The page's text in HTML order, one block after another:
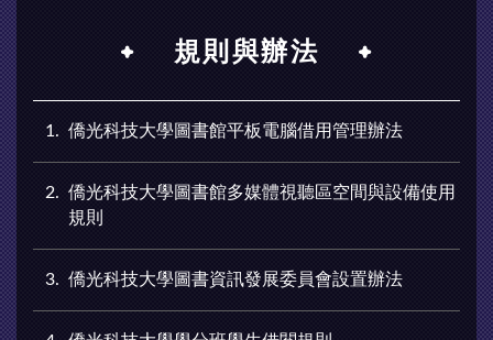
規則與辦法
1 僑光科技大學圖書館平板電腦借用管理辦法
2
僑光科技大學圖書館多媒體視聽區空間與設備使用
規則
3 僑光科技大學圖書資訊發展委員會設置辦法